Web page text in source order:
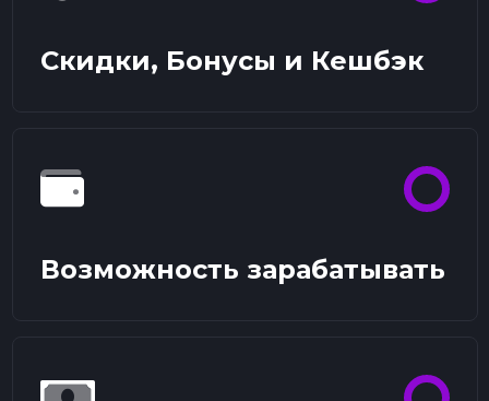
Скидки, Бонусы и Кешбэк
Возможность зарабатывать